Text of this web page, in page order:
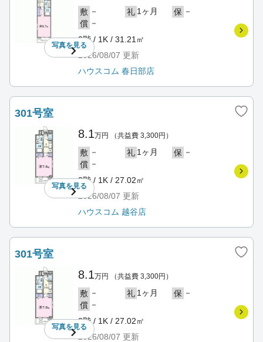
写真を見る
敷 － 礼 1ヶ月 保 －
償 －
2階 / 1K / 31.21㎡
2026/08/07 更新
ハウスコム 春日部店
301号室
写真を見る
8.1万円 （共益費 3,300円）
敷 － 礼 1ヶ月 保 －
償 －
3階 / 1K / 27.02㎡
2026/08/07 更新
ハウスコム 越谷店
301号室
写真を見る
8.1万円 （共益費 3,300円）
敷 － 礼 1ヶ月 保 －
償 －
3階 / 1K / 27.02㎡
2026/08/07 更新